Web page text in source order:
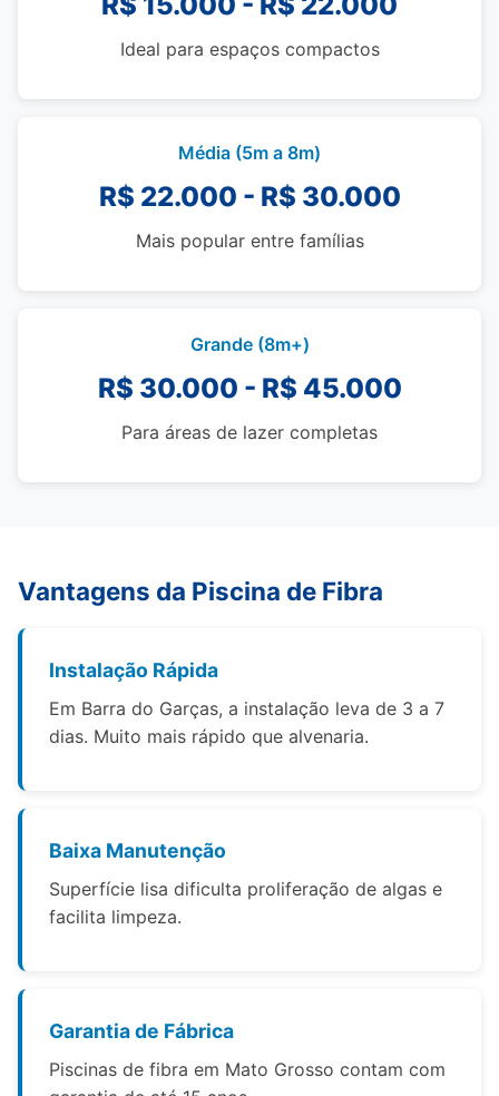
Ideal para espaços compactos
Média (5m a 8m)
R$ 22.000 - R$ 30.000
Mais popular entre famílias
Grande (8m+)
R$ 30.000 - R$ 45.000
Para áreas de lazer completas
Vantagens da Piscina de Fibra
Instalação Rápida
Em Barra do Garças, a instalação leva de 3 a 7
dias. Muito mais rápido que alvenaria.
Baixa Manutenção
Superfície lisa dificulta proliferação de algas e
facilita limpeza.
Garantia de Fábrica
Piscinas de fibra em Mato Grosso contam com